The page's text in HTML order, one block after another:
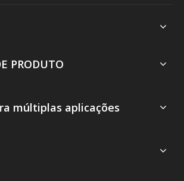
PRODUTO
múltiplas aplicações